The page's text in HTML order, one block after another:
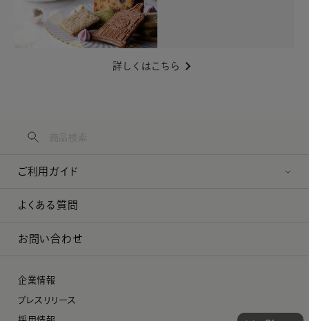
詳しくはこちら
ご利用ガイド
よくある質問
お問い合わせ
企業情報
プレスリリース